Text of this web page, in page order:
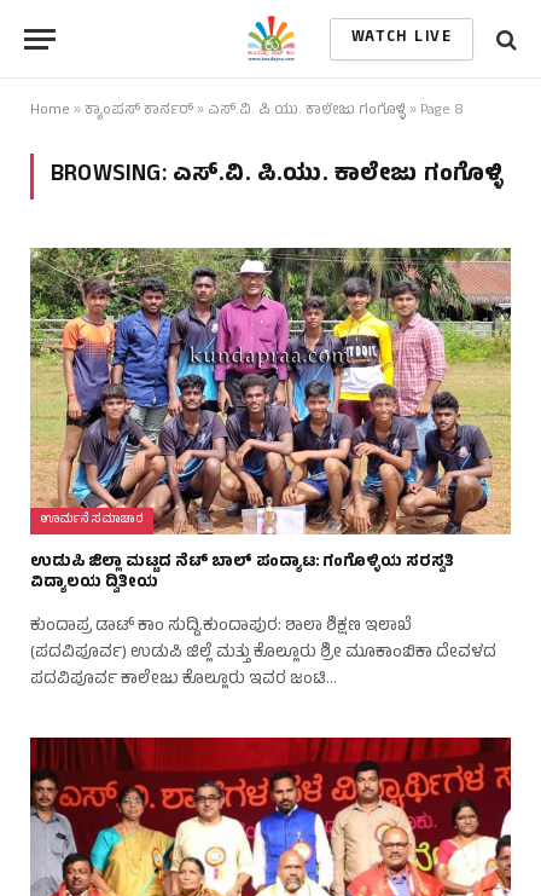
WATCH LIVE
Home »ಕ್ಯಾಂಪಸ್ ಕಾರ್ನರ್» ಎಸ್.ವಿ. ಪಿ.ಯು. ಕಾಲೇಜು ಗಂಗೊಳ್ಳಿ» Page 8
BROWSING:ಎಸ್.ವಿ. ಪಿ.ಯು. ಕಾಲೇಜು ಗಂಗೊಳ್ಳಿ
ಊರ್ಮನೆ ಸಮಾಚಾರ
ಉಡುಪಿ ಜಿಲ್ಲಾ ಮಟ್ಟದ ನೆಟ್ ಬಾಲ್ ಪಂದ್ಯಾಟ: ಗಂಗೊಳ್ಳಿಯ ಸರಸ್ವತಿ
ವಿದ್ಯಾಲಯ ದ್ವಿತೀಯ
ಕುಂದಾಪ್ರ ಡಾಟ್ ಕಾಂ ಸುದ್ದಿ.ಕುಂದಾಪುರ: ಶಾಲಾ ಶಿಕ್ಷಣ ಇಲಾಖೆ
(ಪದವಿಪೂರ್ವ) ಉಡುಪಿ ಜಿಲ್ಲೆ ಮತ್ತು ಕೊಲ್ಲೂರು ಶ್ರೀ ಮೂಕಾಂಬಿಕಾ ದೇವಳದ
ಪದವಿಪೂರ್ವ ಕಾಲೇಜು ಕೊಲ್ಲೂರು ಇವರ ಜಂಟಿ…